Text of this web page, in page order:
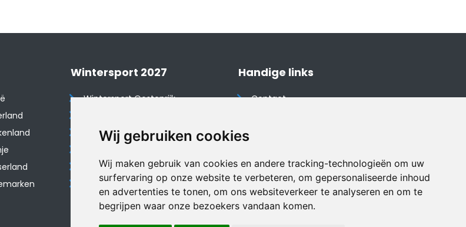
Wij gebruiken cookies
Wij maken gebruik van cookies en andere tracking-technologieën om uw
surfervaring op onze website te verbeteren, om gepersonaliseerde inhoud
en advertenties te tonen, om ons websiteverkeer te analyseren en om te
begrijpen waar onze bezoekers vandaan komen.
Wintersport 2027
Wintersport Oostenrijk
Wintersport Tsjechië
Wintersport Duitsland
Wintersport Italië
Handige links
Contact
Disclaimer
Vakantiehuis website